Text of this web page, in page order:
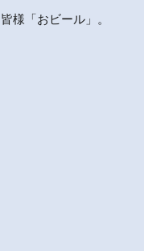
様「おビール」。